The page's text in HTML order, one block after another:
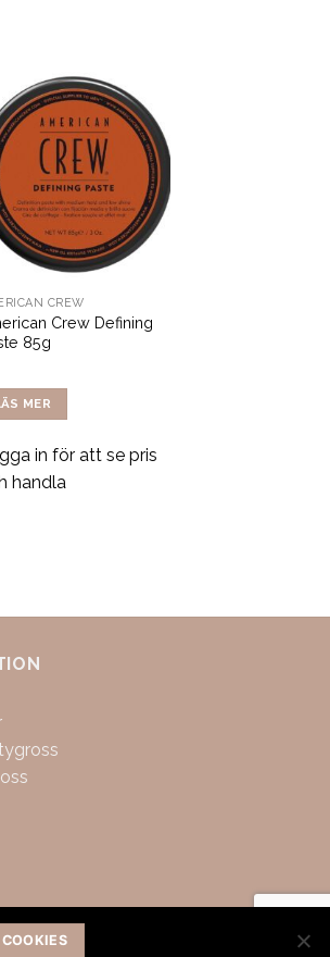
CREW
Crew Defining
85g
MER
in för att se pris
handla